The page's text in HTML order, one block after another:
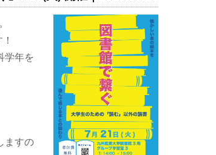
学年を
ますの